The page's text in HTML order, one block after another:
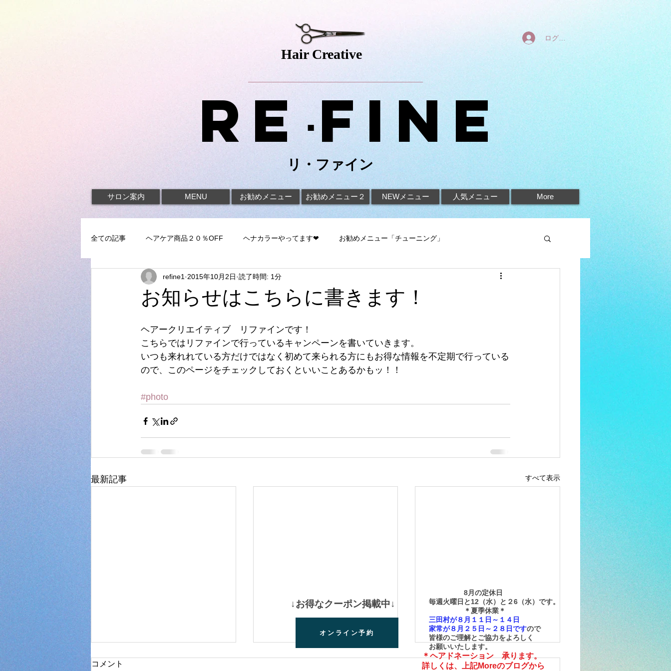
Hair Creative
ログイン
Re･fine
リ・ファイン
サロン案内 MENU お勧めメニュー お勧めメニュー２ NEWメニュー 人気メニュー More
全ての記事 ヘアケア商品２０％OFF ヘナカラーやってます❤ お勧めメニュー「チューニング」
お知らせはこちらに書きます！
refine1 2015年10月2日 読了時間: 1分
ヘアークリエイティブ　リファインです！
こちらではリファインで行っているキャンペーンを書いていきます。
いつも来れれている方だけではなく初めて来られる方にもお得な情報を不定期で行っている
ので、このページをチェックしておくといいことあるかもッ！！
#photo
最新記事 すべて表示
コメント
​↓お得なクーポン掲載中↓
オンライン予約
8月の定休日
毎週火曜日と12（水）と ２6（水）です。
＊夏季休業＊
三田村が８月１１日～１４日
家常が８月２５日～２８日ですので
皆様のご理解とご協力をよろしく
お願いいたします。
＊ヘアドネーション 承ります。
​詳しくは、上記Moreのブログから